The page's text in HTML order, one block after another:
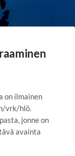
on ilmainen
vrk/hlö.
jonne on
avainta